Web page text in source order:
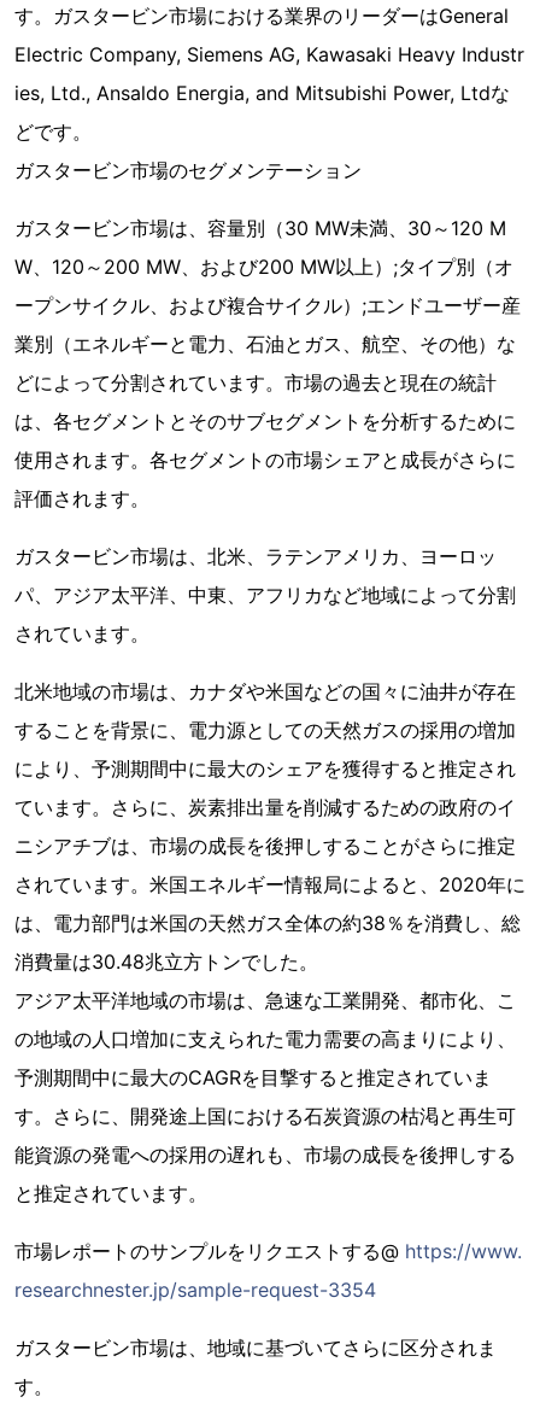
す。ガスタービン市場における業界のリーダーはGeneral
Electric Company, Siemens AG, Kawasaki Heavy Industr
ies, Ltd., Ansaldo Energia, and Mitsubishi Power, Ltdな
どです。
ガスタービン市場のセグメンテーション
ガスタービン市場は、容量別（30 MW未満、30～120 M
W、120～200 MW、および200 MW以上）;タイプ別（オ
ープンサイクル、および複合サイクル）;エンドユーザー産
業別（エネルギーと電力、石油とガス、航空、その他）な
どによって分割されています。市場の過去と現在の統計
は、各セグメントとそのサブセグメントを分析するために
使用されます。各セグメントの市場シェアと成長がさらに
評価されます。
ガスタービン市場は、北米、ラテンアメリカ、ヨーロッ
パ、アジア太平洋、中東、アフリカなど地域によって分割
されています。
北米地域の市場は、カナダや米国などの国々に油井が存在
することを背景に、電力源としての天然ガスの採用の増加
により、予測期間中に最大のシェアを獲得すると推定され
ています。さらに、炭素排出量を削減するための政府のイ
ニシアチブは、市場の成長を後押しすることがさらに推定
されています。米国エネルギー情報局によると、2020年に
は、電力部門は米国の天然ガス全体の約38％を消費し、総
消費量は30.48兆立方トンでした。
アジア太平洋地域の市場は、急速な工業開発、都市化、こ
の地域の人口増加に支えられた電力需要の高まりにより、
予測期間中に最大のCAGRを目撃すると推定されていま
す。さらに、開発途上国における石炭資源の枯渇と再生可
能資源の発電への採用の遅れも、市場の成長を後押しする
と推定されています。
市場レポートのサンプルをリクエストする@ https://www.
researchnester.jp/sample-request-3354
ガスタービン市場は、地域に基づいてさらに区分されま
す。